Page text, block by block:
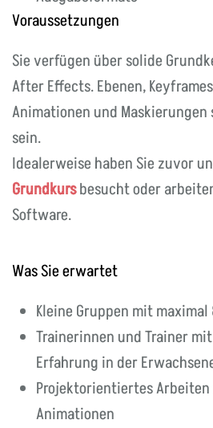
Voraussetzungen
Sie verfügen über solide
After Effects. Ebenen,
Animationen und
sein.
Idealerweise haben Sie zuvor
Grundkursbesucht oder
Software.
Was Sie erwartet
Kleine Gruppen mit maximal
Trainerinnen und Trainer
Erfahrung in der
Projektorientiertes
Animationen